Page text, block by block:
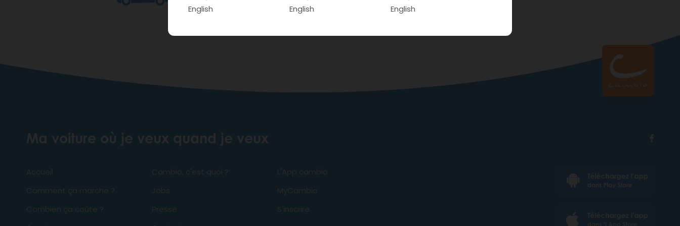
English
English
English
Ma voiture où je veux quand je veux
Accueil
Comment ça marche ?
Combien ça coûte ?
Cambio, c'est quoi ?
Jobs
Presse
L'App cambio
MyCambio
S'inscrire